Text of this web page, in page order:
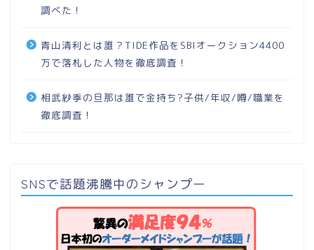
調べた！
青山清利とは誰？TIDE作品をSBIオークション4400
万で落札した人物を徹底調査！
相武紗季の旦那は誰で金持ち?子供/年収/噂/職業を
徹底調査！
SNSで話題沸騰中のシャンプー